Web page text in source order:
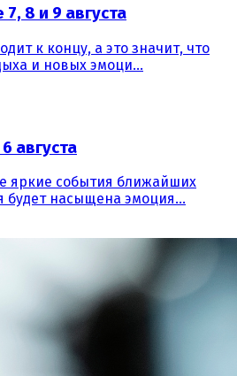
8 и 9 августа
к концу, а это значит, что
и новых эмоци...
августа
яркие события ближайших
будет насыщена эмоция...